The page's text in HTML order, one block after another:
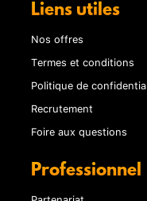
Liens utiles
Nos offres
Termes et conditions
Politique de
Recrutement
Foire aux questions
Professionnel